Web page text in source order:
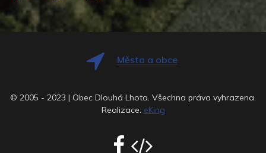
Města a obce
© 2005 - 2023 | Obec Dlouhá Lhota. Všechna práva vyhrazena.
Realizace: eKing